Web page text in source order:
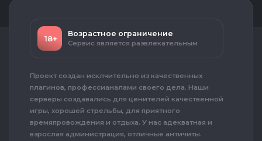
18+
Возрастное ограничение
Сервис является развлекательным
Проект создан исклчительно из качественных
плагинов, профессианалами своего дела. Наши
серверы создавались для ценителей качественной
игры, хорошей стрельбы, для приятного
времяпровождения и отдыха. У нас адекватная и
взрослая администрация, отличные античиты.